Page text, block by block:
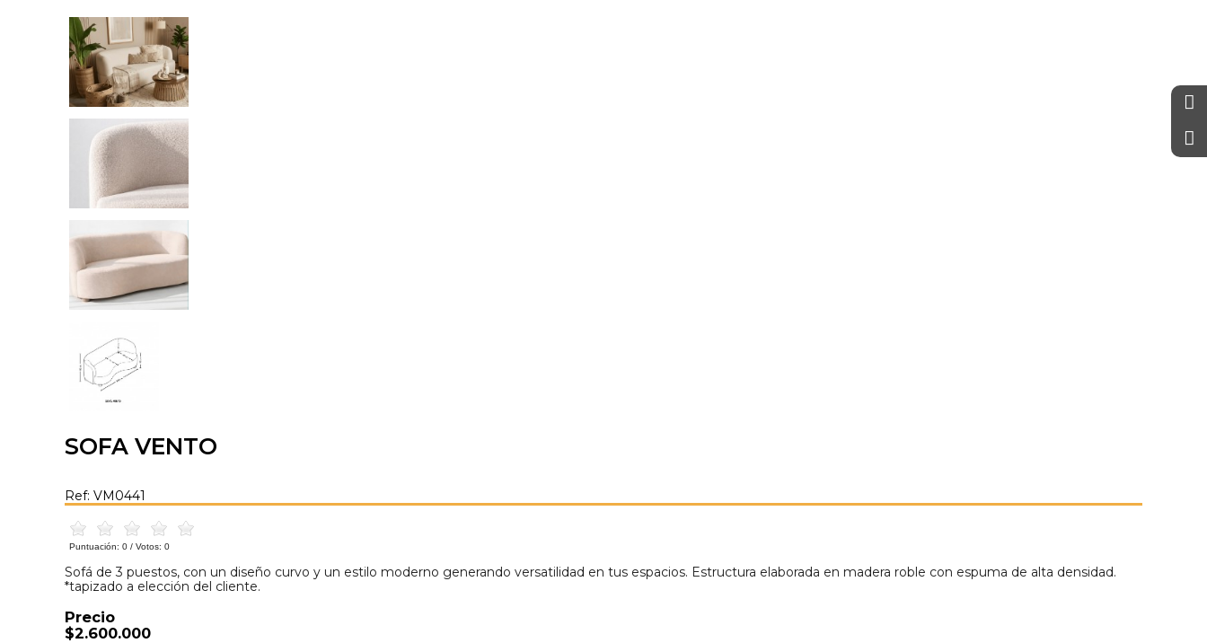
SOFA VENTO
Ref: VM0441
Puntuación: 0 / Votos: 0
Sofá de 3 puestos, con un diseño curvo y un estilo moderno generando versatilidad en tus espacios. Estructura elaborada en madera roble con espuma de alta densidad.
*tapizado a elección del cliente.
Precio
$2.600.000